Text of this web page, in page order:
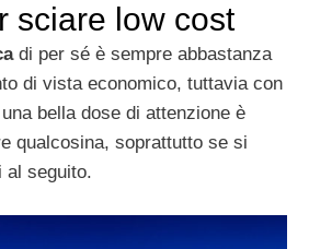
sciare low cost
di per sé è sempre abbastanza
di vista economico, tuttavia con
bella dose di attenzione è
qualcosina, soprattutto se si
al seguito.